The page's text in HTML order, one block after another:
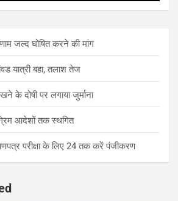
जल्द घोषित करने की मांग
यात्री बहा, तलाश तेज
के दोषी पर लगाया जुर्माना
आदेशों तक स्थगित
परीक्षा के लिए 24 तक करें पंजीकरण